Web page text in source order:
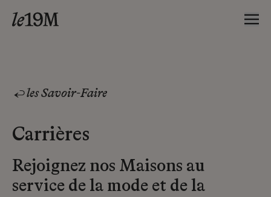
les Savoir-Faire
Carrières
Rejoignez nos Maisons au
service de la mode et de la